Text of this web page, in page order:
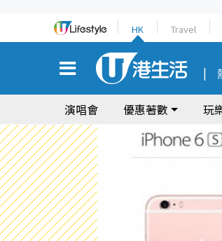
HK Travel
演唱會 優惠著數 玩